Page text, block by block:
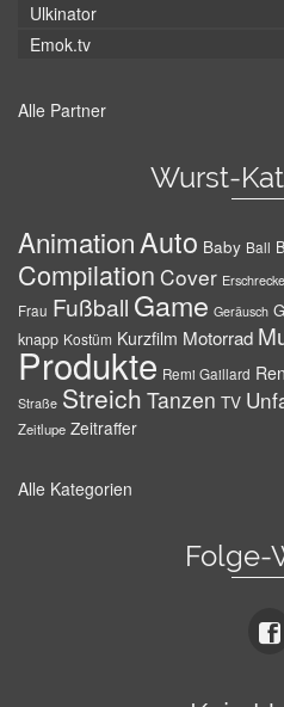
Ulkinator
Emok.tv
Alle Partner
Wurst-
AnimationAuto Baby Ball
Compilation Cover
Frau Fußball Game Geräusch
knapp Kostüm Kurzfilm Motorrad
Produkte Remi Gaillard
Straße Streich Tanzen TV
Zeitlupe Zeitraffer
Alle Kategorien
Folge-